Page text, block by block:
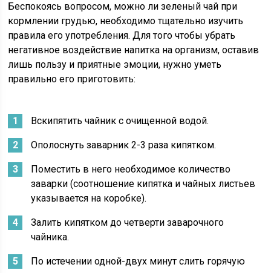
Беспокоясь вопросом, можно ли зеленый чай при
кормлении грудью, необходимо тщательно изучить
правила его употребления. Для того чтобы убрать
негативное воздействие напитка на организм, оставив
лишь пользу и приятные эмоции, нужно уметь
правильно его приготовить:
Вскипятить чайник с очищенной водой.
Ополоснуть заварник 2-3 раза кипятком.
Поместить в него необходимое количество
заварки (соотношение кипятка и чайных листьев
указывается на коробке).
Залить кипятком до четверти заварочного
чайника.
По истечении одной-двух минут слить горячую